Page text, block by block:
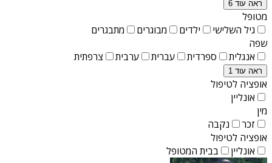
ראה עוד 6
מטופל
גיל השלישי
ילדים מבוגרים
מתבגרים
שפה
אנגלית
ספרדית עברית ערבית צרפתית
ראה עוד 1
אופציה לטיפול
אונליין
מין
זכר
נקבה
אופציה לטיפול
אונליין
בבית המטופל